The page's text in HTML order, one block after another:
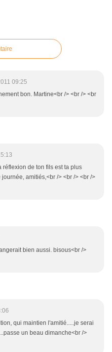
09:25
bon. Martine<br /> <br /> <br
réflexion de ton fils est ta plus
amitiés,<br /> <br /> <br />
bien aussi. bisous<br />
qui maintien l'amitié.....je serai
un beau dimanche<br />